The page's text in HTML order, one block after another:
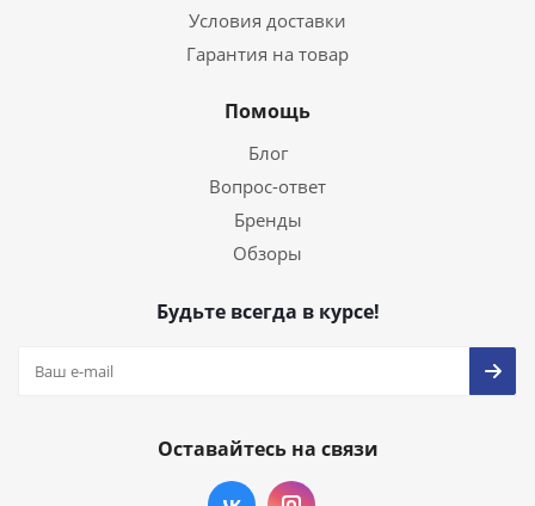
Условия доставки
Гарантия на товар
Помощь
Блог
Вопрос-ответ
Бренды
Обзоры
Будьте всегда в курсе!
Оставайтесь на связи